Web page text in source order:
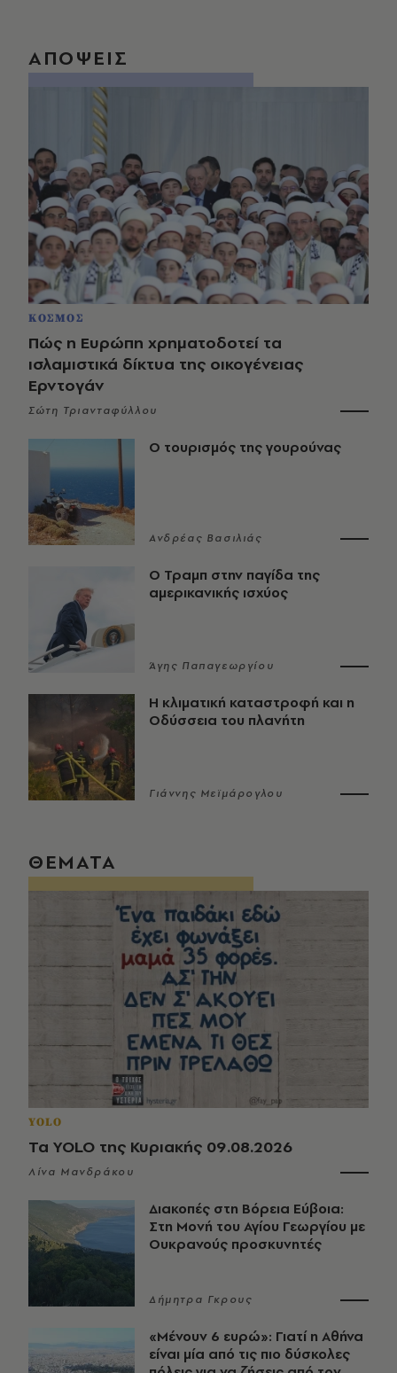
ΑΠΟΨΕΙΣ
ΚΟΣΜΟΣ
Πώς η Ευρώπη χρηματοδοτεί τα
ισλαμιστικά δίκτυα της οικογένειας
Ερντογάν
Σώτη Τριανταφύλλου
Ο τουρισμός της γουρούνας
Ανδρέας Βασιλιάς
Ο Τραμπ στην παγίδα της
αμερικανικής ισχύος
Άγης Παπαγεωργίου
Η κλιματική καταστροφή και η
Οδύσσεια του πλανήτη
Γιάννης Μεϊμάρογλου
ΘΕΜΑΤΑ
YOLO
Τα YOLO της Κυριακής 09.08.2026
Λίνα Μανδράκου
Διακοπές στη Βόρεια Εύβοια:
Στη Μονή του Αγίου Γεωργίου με
Ουκρανούς προσκυνητές
Δήμητρα Γκρους
«Μένουν 6 ευρώ»: Γιατί η Αθήνα
είναι μία από τις πιο δύσκολες